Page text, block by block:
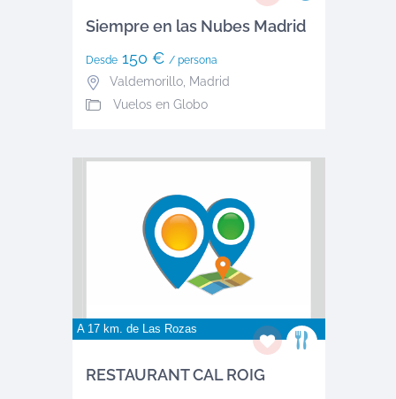
Siempre en las Nubes Madrid
Desde150 € / persona
Valdemorillo, Madrid
Vuelos en Globo
A 17 km. de Las Rozas
RESTAURANT CAL ROIG